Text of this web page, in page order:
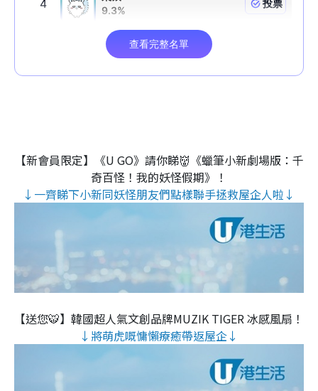
【新會員限定】《U GO》請你睇👹《蠟筆小新劇場版：千
奇百怪！我的妖怪假期》！
↓一齊睇下小新同妖怪朋友們點樣聯手拯救屋企人啦↓
【送您🐯】韓國超人氣文創品牌MUZIK TIGER 冰感風扇！
↓將萌虎嘅慵懶療癒帶返屋企↓